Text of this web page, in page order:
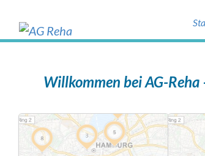
consent
banner
Willkommen bei AG-